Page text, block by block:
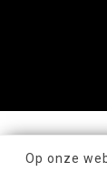
Op onze